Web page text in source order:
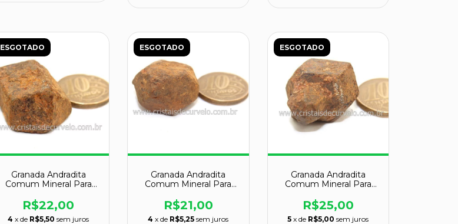
ESGOTADO
Granada Andradita
Comum Mineral Para
129029
R$22,00
4 x de R$5,50 sem juros
ESGOTADO
Granada Andradita
Comum Mineral Para
129028
R$21,00
4 x de R$5,25 sem juros
ESGOTADO
Granada Andradita
Comum Mineral Para
129027
R$25,00
5 x de R$5,00 sem juros